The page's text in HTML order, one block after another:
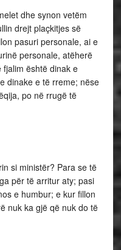
dhe synon vetëm
drejt plaçkitjes së
pasuri personale, ai e
personale, atëherë
është dinak e
dinake e të rreme; nëse
po në rrugë të
si ministër? Para se të
për të arritur aty; pasi
e humbur; e kur fillon
nuk ka gjë që nuk do të